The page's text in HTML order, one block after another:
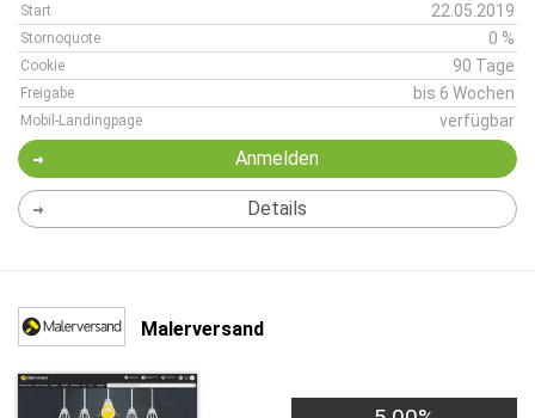
Start 22.05.2019
Stornoquote 0 %
Cookie 90 Tage
Freigabe bis 6 Wochen
Mobil-Landingpage verfügbar
Anmelden
Details
Malerversand